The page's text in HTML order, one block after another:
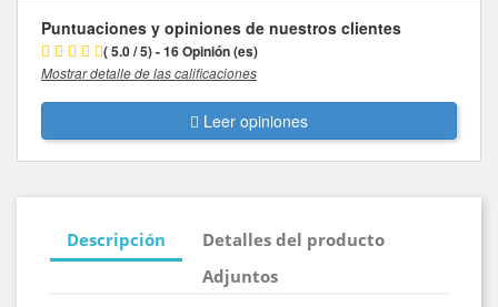
Puntuaciones y opiniones de nuestros clientes
( 5.0 / 5) - 16 Opinión (es)
Mostrar detalle de las calificaciones
Leer opiniones
Descripción
Detalles del producto
Adjuntos